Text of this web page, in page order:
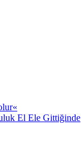
El Ele Gittiğinde